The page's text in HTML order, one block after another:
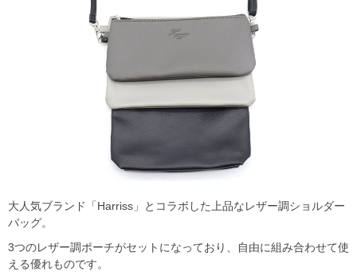
大人気ブランド「Harriss」とコラボした上品なレザー調ショルダー
バッグ。
3つのレザー調ポーチがセットになっており、自由に組み合わせて使
える優れものです。